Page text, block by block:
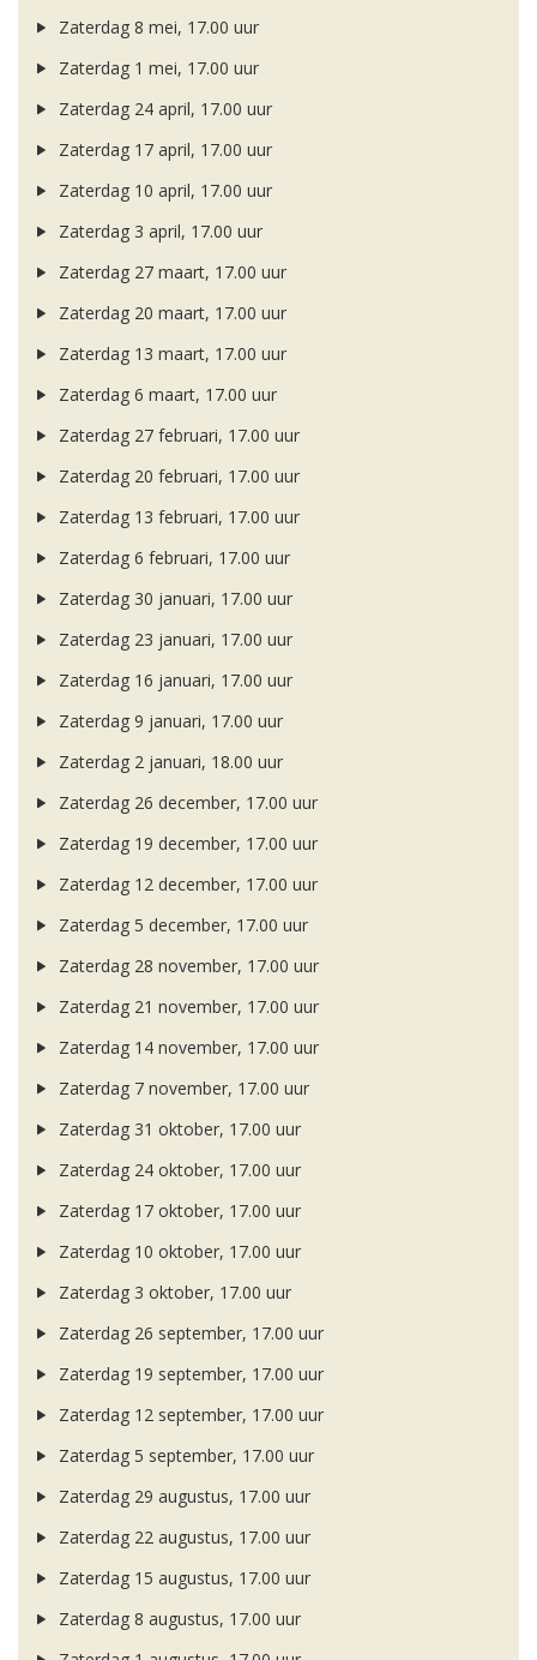
Zaterdag 8 mei, 17.00 uur
Zaterdag 1 mei, 17.00 uur
Zaterdag 24 april, 17.00 uur
Zaterdag 17 april, 17.00 uur
Zaterdag 10 april, 17.00 uur
Zaterdag 3 april, 17.00 uur
Zaterdag 27 maart, 17.00 uur
Zaterdag 20 maart, 17.00 uur
Zaterdag 13 maart, 17.00 uur
Zaterdag 6 maart, 17.00 uur
Zaterdag 27 februari, 17.00 uur
Zaterdag 20 februari, 17.00 uur
Zaterdag 13 februari, 17.00 uur
Zaterdag 6 februari, 17.00 uur
Zaterdag 30 januari, 17.00 uur
Zaterdag 23 januari, 17.00 uur
Zaterdag 16 januari, 17.00 uur
Zaterdag 9 januari, 17.00 uur
Zaterdag 2 januari, 18.00 uur
Zaterdag 26 december, 17.00 uur
Zaterdag 19 december, 17.00 uur
Zaterdag 12 december, 17.00 uur
Zaterdag 5 december, 17.00 uur
Zaterdag 28 november, 17.00 uur
Zaterdag 21 november, 17.00 uur
Zaterdag 14 november, 17.00 uur
Zaterdag 7 november, 17.00 uur
Zaterdag 31 oktober, 17.00 uur
Zaterdag 24 oktober, 17.00 uur
Zaterdag 17 oktober, 17.00 uur
Zaterdag 10 oktober, 17.00 uur
Zaterdag 3 oktober, 17.00 uur
Zaterdag 26 september, 17.00 uur
Zaterdag 19 september, 17.00 uur
Zaterdag 12 september, 17.00 uur
Zaterdag 5 september, 17.00 uur
Zaterdag 29 augustus, 17.00 uur
Zaterdag 22 augustus, 17.00 uur
Zaterdag 15 augustus, 17.00 uur
Zaterdag 8 augustus, 17.00 uur